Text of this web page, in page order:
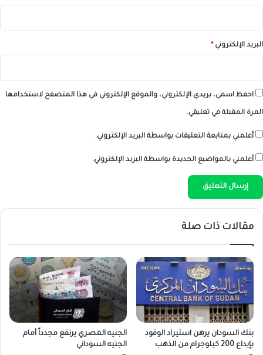
البريد الإلكتروني*
احفظ اسمي، بريدي الإلكتروني، والموقع الإلكتروني في هذا المتصفح لاستخدامها
المرة المقبلة في تعليقي.
أعلمني بمتابعة التعليقات بواسطة البريد الإلكتروني.
أعلمني بالمواضيع الجديدة بواسطة البريد الإلكتروني.
مقالات ذات صلة
بنك السودان يرهن استيراد الوقود
بإيداع 200 كيلوجرام من الذهب
الجنيه المصري يرتفع مجدداً أمام
الجنيه السوداني